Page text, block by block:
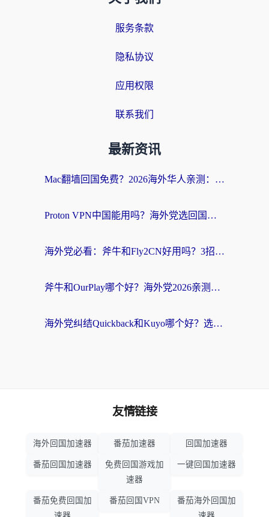
服务条款
隐私协议
应用权限
联系我们
最新资讯
Mac翻墙回国免费？2026海外华人亲测：从CCTV5直播到国内APP，这样选加速器才靠谱
Proton VPN中国能用吗？海外党选回国加速器的避坑指南（附番茄加速器实测）
海外党必看：斧牛和Fly2CN好用吗？3招教你选对回国加速器（附免费试用攻略）
斧牛和OurPlay哪个好？海外党2026亲测：选对加速器，国内资源秒加载
海外党纠结Quickback和Kuyo哪个好？选对回国加速器才能无缝刷国内资源
友情链接
海外回国加速器 番茄加速器 回国加速器
番茄回国加速器
免费回国游戏加
速器
一键回国加速器
番茄免费回国加
番茄回国VPN
番茄海外回国加